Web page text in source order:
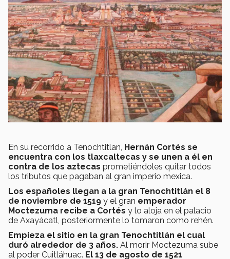
En su recorrido a Tenochtitlan, Hernán Cortés se
encuentra con los tlaxcaltecas y se unen a él en
contra de los aztecas prometiéndoles quitar todos
los tributos que pagaban al gran imperio mexica.
Los españoles llegan a la gran Tenochtitlán el 8
de noviembre de 1519 y el gran emperador
Moctezuma recibe a Cortés y lo aloja en el palacio
de Axayácatl, posteriormente lo tomaron como rehén.
Empieza el sitio en la gran Tenochtitlán el cual
duró alrededor de 3 años. Al morir Moctezuma sube
al poder Cuitláhuac. El 13 de agosto de 1521